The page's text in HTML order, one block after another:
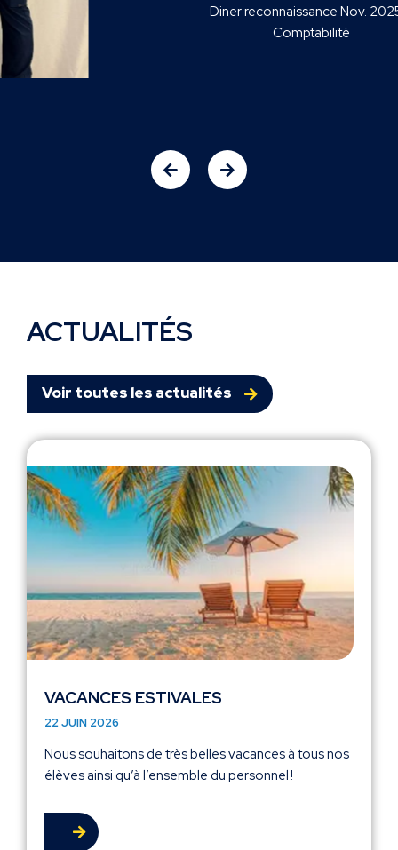
Diner reconnaissance Nov. 2025 –
ACTUALITÉS
Voir toutes les actualités
VACANCES ESTIVALES
22 JUIN 2026
Nous souhaitons de très belles vacances à tous nos
élèves ainsi qu’à l’ensemble du personnel !